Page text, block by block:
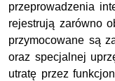
przeprowadzenia
rejestrują zarówno
przymocowane są
oraz specjalnej
utratę przez